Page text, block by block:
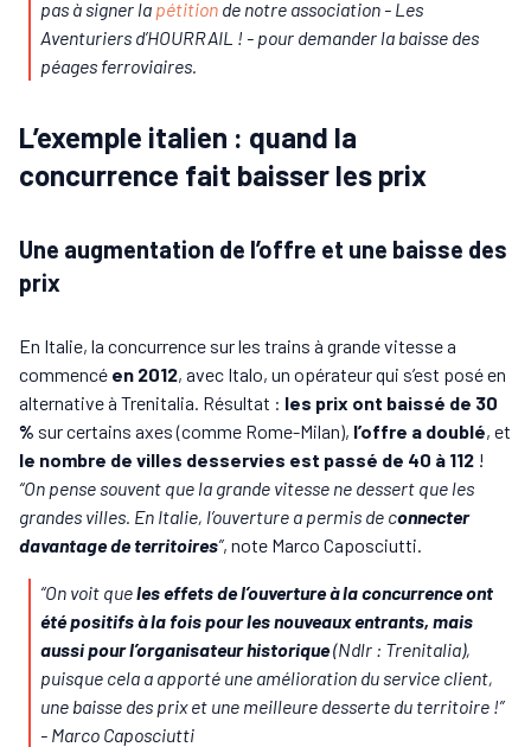
pas à signer la pétition de notre association - Les
Aventuriers d’HOURRAIL ! - pour demander la baisse des
péages ferroviaires.
L’exemple italien : quand la
concurrence fait baisser les prix
Une augmentation de l’offre et une baisse des
prix
En Italie, la concurrence sur les trains à grande vitesse a
commencé en 2012, avec Italo, un opérateur qui s’est posé en
alternative à Trenitalia. Résultat : les prix ont baissé de 30
% sur certains axes (comme Rome-Milan), l’offre a doublé, et
le nombre de villes desservies est passé de 40 à 112 !
“On pense souvent que la grande vitesse ne dessert que les
grandes villes. En Italie, l’ouverture a permis de connecter
davantage de territoires”, note Marco Caposciutti.
“On voit queles effets de l’ouverture à la concurrence ont
été positifs à la fois pour les nouveaux entrants, mais
aussi pour l’organisateur historique(Ndlr : Trenitalia),
puisque cela a apporté une amélioration du service client,
une baisse des prix et une meilleure desserte du territoire !”
- Marco Caposciutti